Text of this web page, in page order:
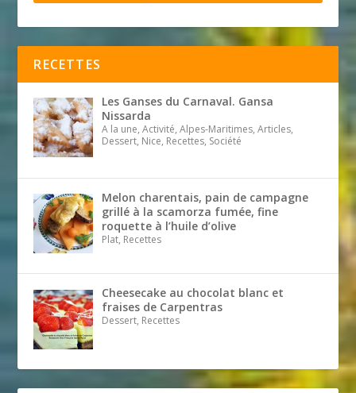
RECETTES
Les Ganses du Carnaval. Gansa
Nissarda
A la une, Activité, Alpes-Maritimes, Articles,
Dessert, Nice, Recettes, Société
Melon charentais, pain de campagne
grillé à la scamorza fumée, fine
roquette à l’huile d’olive
Plat, Recettes
Cheesecake au chocolat blanc et
fraises de Carpentras
Dessert, Recettes